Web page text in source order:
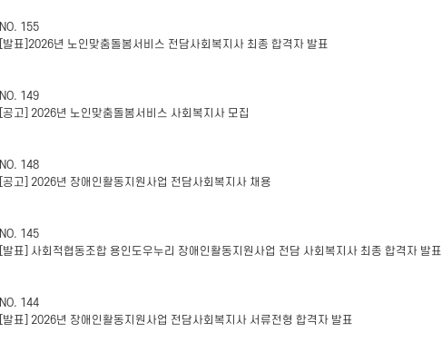
NO. 155
[발표]2026년 노인맞춤돌봄서비스 전담사회복지사 최종 합격자 발표
NO. 149
[공고] 2026년 노인맞춤돌봄서비스 사회복지사 모집
NO. 148
[공고] 2026년 장애인활동지원사업 전담사회복지사 채용
NO. 145
[발표] 사회적협동조합 용인도우누리 장애인활동지원사업 전담 사회복지사 최종 합격자 발표
NO. 144
[발표] 2026년 장애인활동지원사업 전담사회복지사 서류전형 합격자 발표